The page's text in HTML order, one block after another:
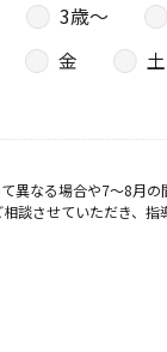
3歳〜
金
土
なる場合や7～8月の
させていただき、指